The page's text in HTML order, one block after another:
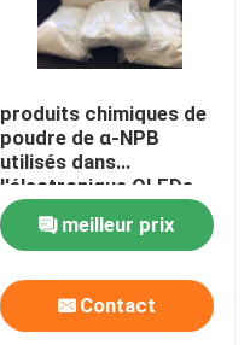
produits chimiques de
poudre de α-NPB
utilisés dans
l'électronique OLEDs
CAS 123847-85-8
meilleur prix
Contact